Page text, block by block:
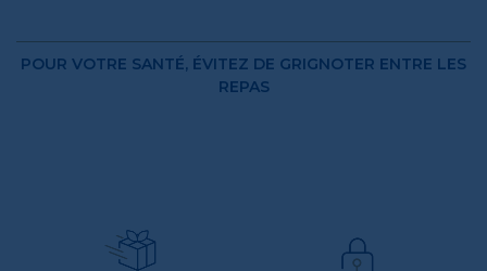
POUR VOTRE SANTÉ, ÉVITEZ DE GRIGNOTER ENTRE LES
REPAS